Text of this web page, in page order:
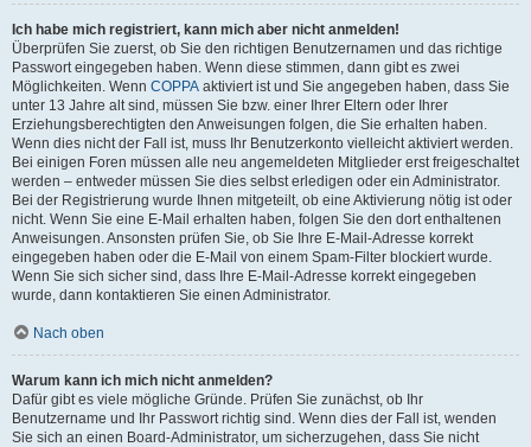
Ich habe mich registriert, kann mich aber nicht anmelden!
Überprüfen Sie zuerst, ob Sie den richtigen Benutzernamen und das richtige
Passwort eingegeben haben. Wenn diese stimmen, dann gibt es zwei
Möglichkeiten. Wenn COPPA aktiviert ist und Sie angegeben haben, dass Sie
unter 13 Jahre alt sind, müssen Sie bzw. einer Ihrer Eltern oder Ihrer
Erziehungsberechtigten den Anweisungen folgen, die Sie erhalten haben.
Wenn dies nicht der Fall ist, muss Ihr Benutzerkonto vielleicht aktiviert werden.
Bei einigen Foren müssen alle neu angemeldeten Mitglieder erst freigeschaltet
werden – entweder müssen Sie dies selbst erledigen oder ein Administrator.
Bei der Registrierung wurde Ihnen mitgeteilt, ob eine Aktivierung nötig ist oder
nicht. Wenn Sie eine E-Mail erhalten haben, folgen Sie den dort enthaltenen
Anweisungen. Ansonsten prüfen Sie, ob Sie Ihre E-Mail-Adresse korrekt
eingegeben haben oder die E-Mail von einem Spam-Filter blockiert wurde.
Wenn Sie sich sicher sind, dass Ihre E-Mail-Adresse korrekt eingegeben
wurde, dann kontaktieren Sie einen Administrator.
Nach oben
Warum kann ich mich nicht anmelden?
Dafür gibt es viele mögliche Gründe. Prüfen Sie zunächst, ob Ihr
Benutzername und Ihr Passwort richtig sind. Wenn dies der Fall ist, wenden
Sie sich an einen Board-Administrator, um sicherzugehen, dass Sie nicht